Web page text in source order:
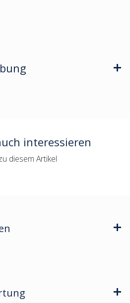
interessieren
diesem Artikel